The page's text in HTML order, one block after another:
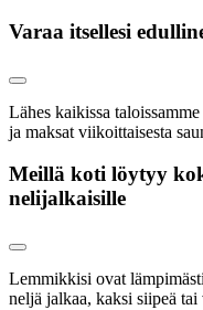
Varaa itsellesi
Lähes kaikissa
ja maksat viikoittaisesta
Meillä koti löytyy
nelijalkaisille
Lemmikkisi ovat
neljä jalkaa, kaksi siipeä